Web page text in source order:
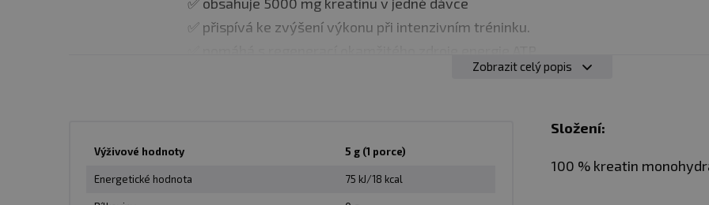
✅ přispívá ke zvýšení výkonu při intenzivním tréninku.
Kreatin zároveň působí jako antioxidant, který chrání buňky před poškozením.
především ve svalovině, zejména v červeném mase a rybách, a proto je velmi
Zobrazit celý popis
Výživové hodnoty 5 g (1 porce)
Energetické hodnota 75 kJ/18 kcal
Složení:
100 % kreatin